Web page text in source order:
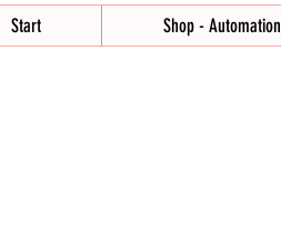
Start Shop - Automation